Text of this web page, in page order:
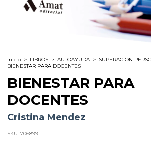
Inicio > LIBROS > AUTOAYUDA > SUPERACION
BIENESTAR PARA DOCENTES
BIENESTAR PARA
DOCENTES
Cristina Mendez
SKU: 706899